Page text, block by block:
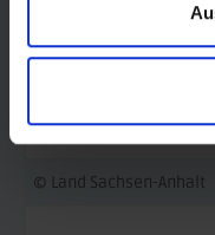
© Land Sachsen-Anhalt